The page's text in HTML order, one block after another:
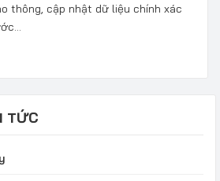
thông, cập nhật dữ liệu chính xác
TỨC